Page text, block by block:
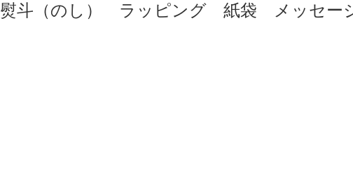
熨斗（のし） ラッピング 紙袋 メッセー